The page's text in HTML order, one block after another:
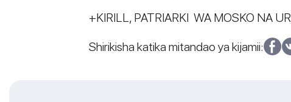
+KIRILL, PATRIARKI WA MOSKO NA
Shirikisha katika mitandao ya kijamii: